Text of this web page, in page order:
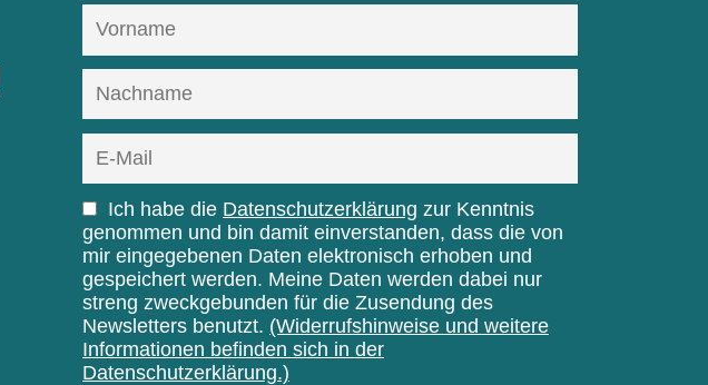
Ich habe die Datenschutzerklärung zur Kenntnis
genommen und bin damit einverstanden, dass die von
mir eingegebenen Daten elektronisch erhoben und
gespeichert werden. Meine Daten werden dabei nur
streng zweckgebunden für die Zusendung des
Newsletters benutzt. (Widerrufshinweise und weitere
Informationen befinden sich in der
Datenschutzerklärung.)